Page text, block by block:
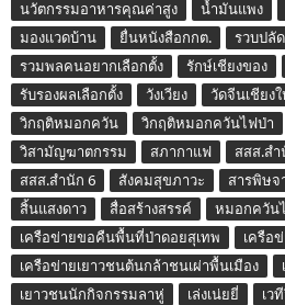
นวัตกรรมอาหารคุณค่าสูง
น้ำมันแพง
มองแวดบ้าน
ยื่นหนังสือกกต.
รวบปลั
รวมพลคนอยากเลือกตั้ง
รักษ์เชียงของ
รับรองผลเลือกตั้ง
วังเวียง วัดจีนเชียง
วิกฤติหมอกควัน
วิกฤติหมอกควันไฟป่า
วิสามัญฆาตกรรม
สภากาแฟ สสส.สำ
สสส.สำนัก 6
สังคมสุขภาวะ
สารพิษจ
สิ้นแสงดาว
สื่อสร้างสรรค์ หมอกควัน
เครือข่ายขอคืนพื้นที่ป่าดอยสุเทพ
เครือ
เครือข่ายเยาวชนต้นกล้าชนเผ่าพื้นเมือง
เยาวชนนักกิจกรรมลาหู่
เล่งเน่ยยี่
เว